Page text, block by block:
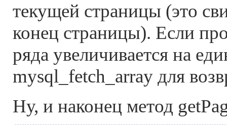
текущей страницы (это
конец страницы). Если
ряда увеличивается на
mysql_fetch_array для
Ну, и наконец метод